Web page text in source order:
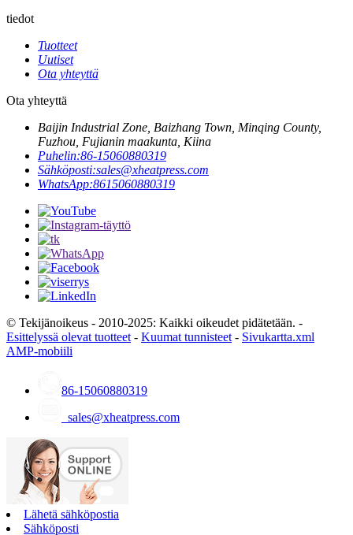
tiedot
Tuotteet
Uutiset
Ota yhteyttä
Ota yhteyttä
Baijin Industrial Zone, Baizhang Town, Minqing County,
Fuzhou, Fujianin maakunta, Kiina
Puhelin:86-15060880319
Sähköposti:sales@xheatpress.com
WhatsApp:8615060880319
© Tekijänoikeus - 2010-2025: Kaikki oikeudet pidätetään. -
Esittelyssä olevat tuotteet - Kuumat tunnisteet - Sivukartta.xml
AMP-mobiili
86-15060880319
sales@xheatpress.com
Lähetä sähköpostia
Sähköposti